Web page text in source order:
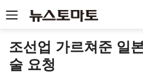
조선업 가르쳐준 일
술 요청